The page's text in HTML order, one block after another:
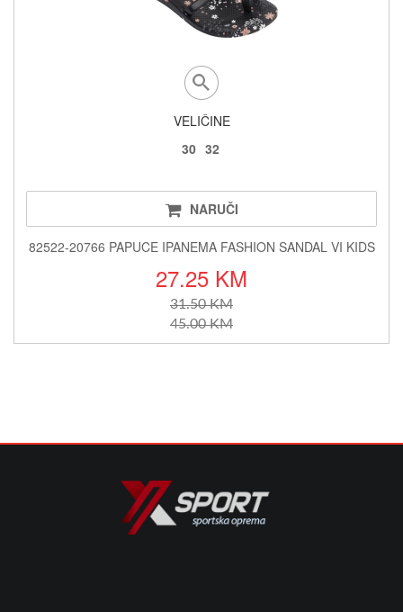
VELIČINE
30 32
NARUČI
82522-20766 PAPUCE IPANEMA FASHION SANDAL VI KIDS
27.25 KM
31.50 KM
45.00 KM